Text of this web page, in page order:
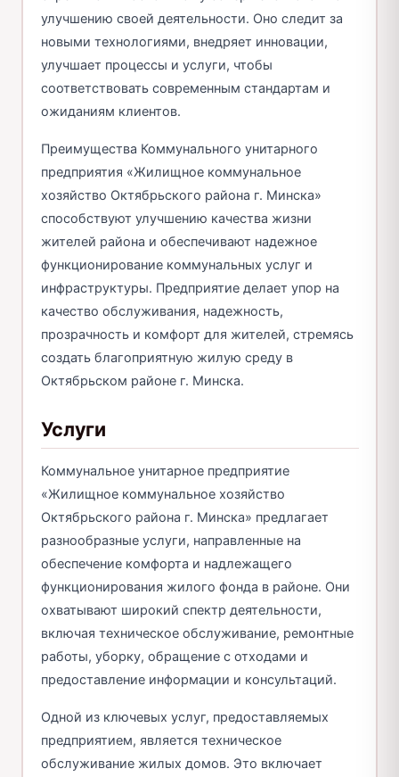
улучшению своей деятельности. Оно следит за
новыми технологиями, внедряет инновации,
улучшает процессы и услуги, чтобы
соответствовать современным стандартам и
ожиданиям клиентов.
Преимущества Коммунального унитарного
предприятия «Жилищное коммунальное
хозяйство Октябрьского района г. Минска»
способствуют улучшению качества жизни
жителей района и обеспечивают надежное
функционирование коммунальных услуг и
инфраструктуры. Предприятие делает упор на
качество обслуживания, надежность,
прозрачность и комфорт для жителей, стремясь
создать благоприятную жилую среду в
Октябрьском районе г. Минска.
Услуги
Коммунальное унитарное предприятие
«Жилищное коммунальное хозяйство
Октябрьского района г. Минска» предлагает
разнообразные услуги, направленные на
обеспечение комфорта и надлежащего
функционирования жилого фонда в районе. Они
охватывают широкий спектр деятельности,
включая техническое обслуживание, ремонтные
работы, уборку, обращение с отходами и
предоставление информации и консультаций.
Одной из ключевых услуг, предоставляемых
предприятием, является техническое
обслуживание жилых домов. Это включает